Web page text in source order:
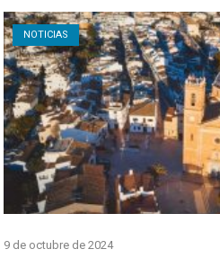
NOTICIAS
Open post
9 de octubre de 2024